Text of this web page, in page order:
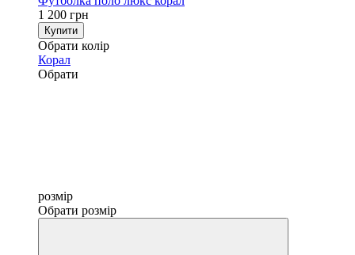
1 200 грн
Купити
Обрати колір
Корал
Обрати
розмір
Обрати розмір